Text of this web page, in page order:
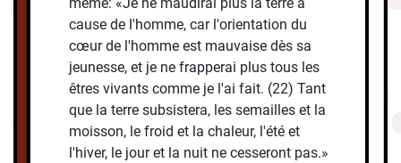
cause de l'homme, car l'orientation du
cœur de l'homme est mauvaise dès sa
jeunesse, et je ne frapperai plus tous les
êtres vivants comme je l'ai fait. (22) Tant
que la terre subsistera, les semailles et la
moisson, le froid et la chaleur, l'été et
l'hiver, le jour et la nuit ne cesseront pas.»